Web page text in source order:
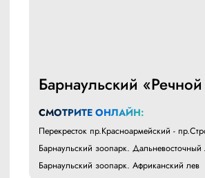
Барнаульский
СМОТРИТЕ ОНЛАЙН:
Перекресток пр.Красноармейский -
Барнаульский зоопарк.
Барнаульский зоопарк. Африканский лев